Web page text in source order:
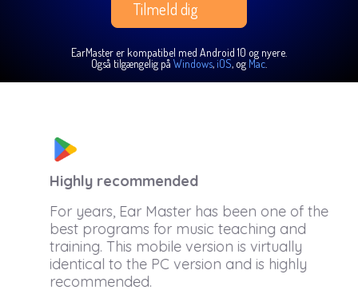
Tilmeld dig
EarMaster er kompatibel med Android 10 og nyere.
Også tilgængelig på Windows,iOS, og Mac
Highly recommended
For years, Ear Master has been one of the
best programs for music teaching and
training. This mobile version is virtually
identical to the PC version and is highly
recommended.